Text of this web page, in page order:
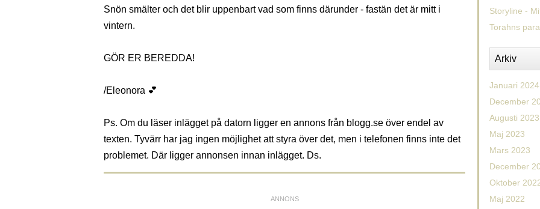
Snön smälter och det blir uppenbart vad som finns därunder - fastän det är mitt i
vintern.
GÖR ER BEREDDA!
/Eleonora 💕
Ps. Om du läser inlägget på datorn ligger en annons från blogg.se över endel av
texten. Tyvärr har jag ingen möjlighet att styra över det, men i telefonen finns inte det
problemet. Där ligger annonsen innan inlägget. Ds.
Storyline -
Torahns
Arkiv
Januari 2024
December
Augusti 2023
Maj 2023
Mars 2023
December
Oktober
Maj 2022